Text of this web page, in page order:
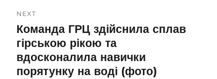
NEXT
Next
post:
Команда ГРЦ здійснила сплав
гірською рікою та
вдосконалила навички
порятунку на воді (фото)